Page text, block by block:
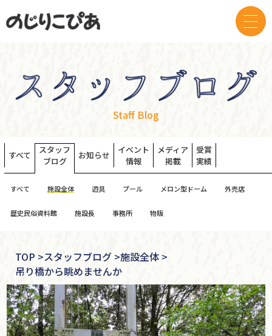
Staff Blog
すべて
スタッフ
ブログ
お知らせ
イベント
情報
メディア
掲載
受賞
実績
すべて 施設全体 遊具 プール メロン型ドーム 外売店
歴史民俗資料館 施設長 事務所 物販
TOP >スタッフブログ >施設全体 >
吊り橋から眺めませんか